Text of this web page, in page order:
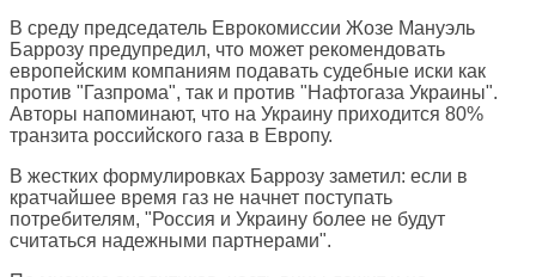
В среду председатель Еврокомиссии Жозе Мануэль
Баррозу предупредил, что может рекомендовать
европейским компаниям подавать судебные иски как
против "Газпрома", так и против "Нафтогаза Украины".
Авторы напоминают, что на Украину приходится 80%
транзита российского газа в Европу.
В жестких формулировках Баррозу заметил: если в
кратчайшее время газ не начнет поступать
потребителям, "Россия и Украину более не будут
считаться надежными партнерами".